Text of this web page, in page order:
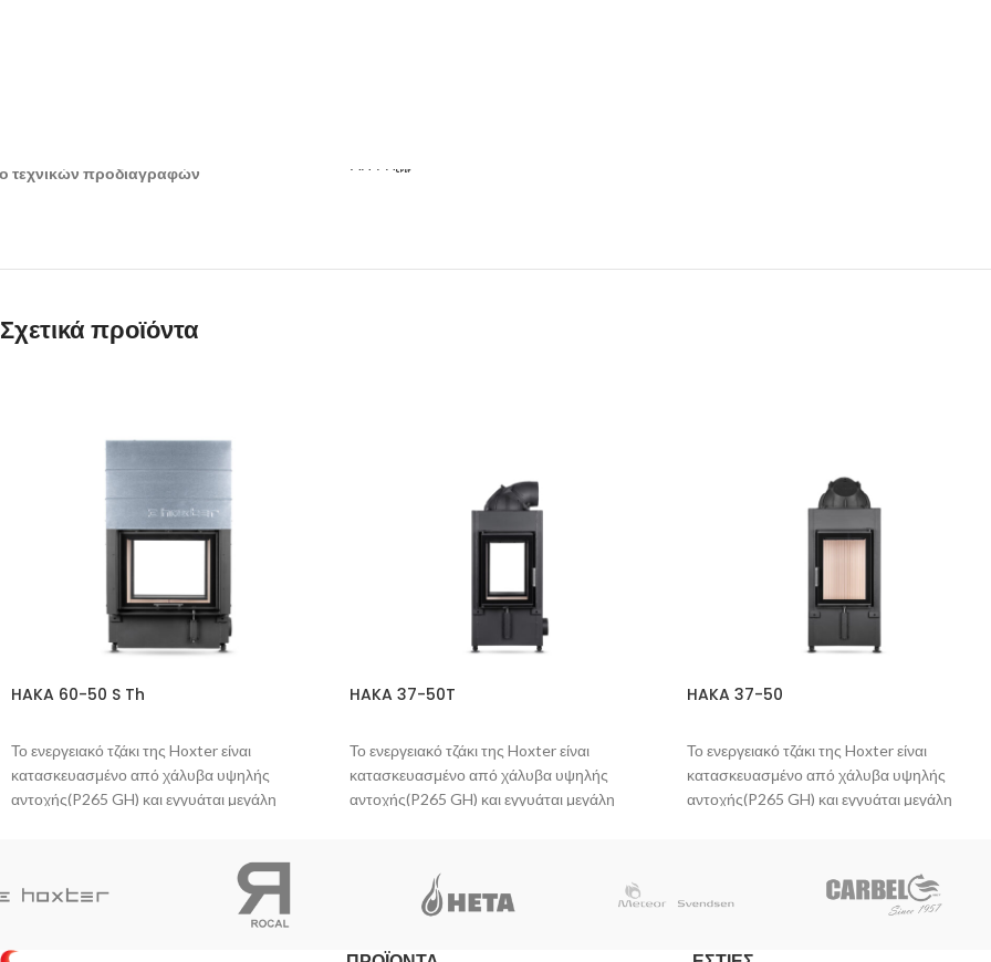
τεχνικών προδιαγραφών
Σχετικά προϊόντα
HAKA 60-50 S Th
Το ενεργειακό τζάκι της Hoxter είναι
κατασκευασμένο από χάλυβα υψηλής
αντοχής(P265 GH) και εγγυάται μεγάλη
και δεν προκαλεί οσμή στο πρώτο άναμμα.
Η πόρτα σφραγίζει πλήρως, με αποτέλεσμα η
φωτιά να ανταποκρίνεται άμεσα σε κάθε
HAKA 37-50T
Το ενεργειακό τζάκι της Hoxter είναι
κατασκευασμένο από χάλυβα υψηλής
αντοχής(P265 GH) και εγγυάται μεγάλη
και δεν προκαλεί οσμή στο πρώτο άναμμα.
Η πόρτα σφραγίζει πλήρως, με αποτέλεσμα η
φωτιά να ανταποκρίνεται άμεσα σε κάθε
HAKA 37-50
Το ενεργειακό τζάκι της Hoxter είναι
κατασκευασμένο από χάλυβα υψηλής
αντοχής(P265 GH) και εγγυάται μεγάλη
και δεν προκαλεί οσμή στο πρώτο άναμμα.
Η πόρτα σφραγίζει πλήρως, με αποτέλεσμα η
φωτιά να ανταποκρίνεται άμεσα σε κάθε